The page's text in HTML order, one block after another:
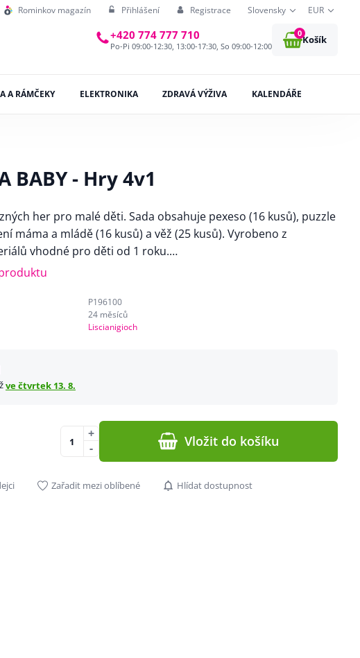
Rominkov magazín Přihlášení Registrace Slovensky EUR
+420 774 777 710
Po-Pi 09:00-12:30, 13:00-17:30, So 09:00-12:00
0
Košík
A RÁMČEKY ELEKTRONIKA ZDRAVÁ VÝŽIVA KALENDÁŘE
BABY - Hry 4v1
her pro malé děti. Sada obsahuje pexeso (16 kusů), puzzle
máma a mládě (16 kusů) a věž (25 kusů). Vyrobeno z
vhodné pro děti od 1 roku.…
P196100
24 měsíců
Liscianigioch
ve čtvrtek 13. 8.
-
+ Vložit do košíku
Zařadit mezi oblíbené Hlídat dostupnost